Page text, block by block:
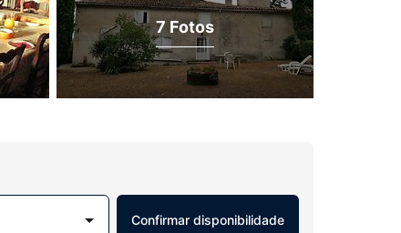
7 Fotos
Confirmar disponibilidade